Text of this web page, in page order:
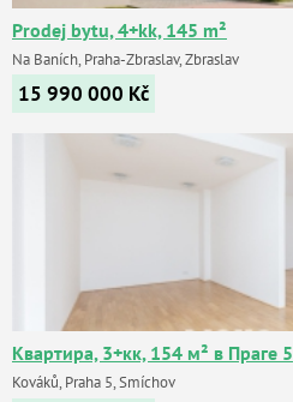
Prodej bytu, 4+kk, 145 m²
Na Baních, Praha-Zbraslav, Zbraslav
15 990 000 Kč
Квартира, 3+кк, 154 м² в Праге 5
Kováků, Praha 5, Smíchov